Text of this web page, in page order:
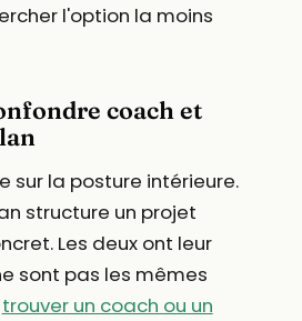
l'option la moins
coach et
sur la posture intérieure.
structure un projet
Les deux ont leur
sont pas les mêmes
trouver un coach ou un